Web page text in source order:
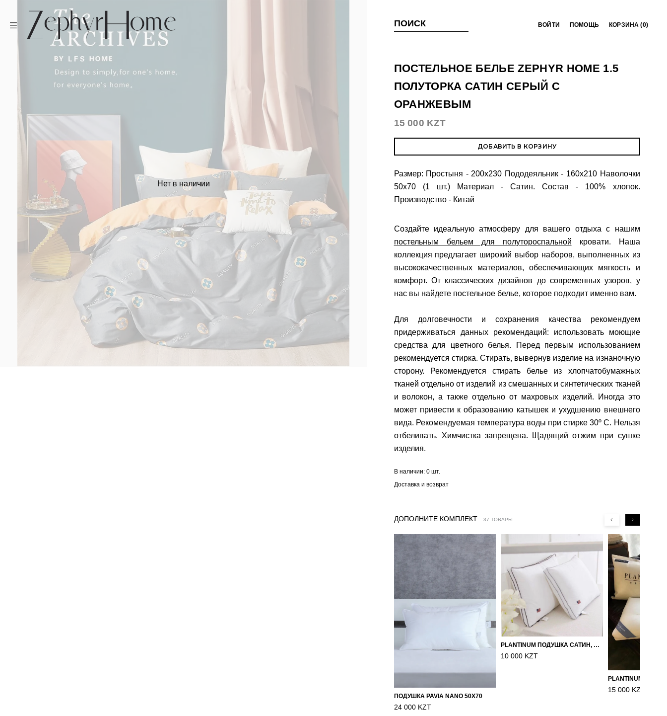
ПОИСК ВОЙТИ ПОМОЩЬ КОРЗИНА (0)
Нет в наличии
ПОСТЕЛЬНОЕ БЕЛЬЕ ZEPHYR HOME 1.5
ПОЛУТОРКА САТИН СЕРЫЙ С
ОРАНЖЕВЫМ
15 000 KZT
ДОБАВИТЬ В КОРЗИНУ
Размер: Простыня - 200x230 Пододеяльник - 160х210 Наволочки
50х70 (1 шт.) Материал - Сатин. Состав - 100% хлопок.
Производство - Китай
Создайте идеальную атмосферу для вашего отдыха с нашим
постельным бельем для полутороспальной кровати. Наша
коллекция предлагает широкий выбор наборов, выполненных из
высококачественных материалов, обеспечивающих мягкость и
комфорт. От классических дизайнов до современных узоров, у
нас вы найдете постельное белье, которое подходит именно вам.
Для долговечности и сохранения качества рекомендуем
придерживаться данных рекомендаций: использовать моющие
средства для цветного белья. Перед первым использованием
рекомендуется стирка. Стирать, вывернув изделие на изнаночную
сторону. Рекомендуется стирать белье из хлопчатобумажных
тканей отдельно от изделий из смешанных и синтетических тканей
и волокон, а также отдельно от махровых изделий. Иногда это
может привести к образованию катышек и ухудшению внешнего
вида. Рекомендуемая температура воды при стирке 30º C. Нельзя
отбеливать. Химчистка запрещена. Щадящий отжим при сушке
изделия.
В наличии: 0 шт.
Доставка и возврат
ДОПОЛНИТЕ КОМПЛЕКТ 37 ТОВАРЫ
ПОДУШКА PAVIA NANO 50X70
24 000 KZT
PLANTINUM ПОДУШКА САТИН, ШЕЛК 50Х70
10 000 KZT
15 000 KZT